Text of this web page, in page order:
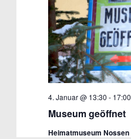
Museum geöffnet
4. Januar @ 13:30 - 17:00
Heimatmuseum Nossen